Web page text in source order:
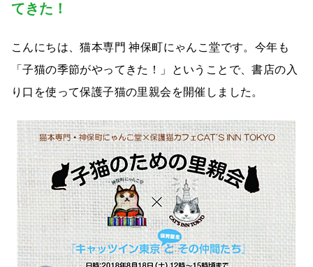
てきた！
こんにちは、猫本専門 神保町にゃんこ堂です。今年も
「子猫の季節がやってきた！」ということで、書店の入
り口を使って保護子猫の里親会を開催しました。